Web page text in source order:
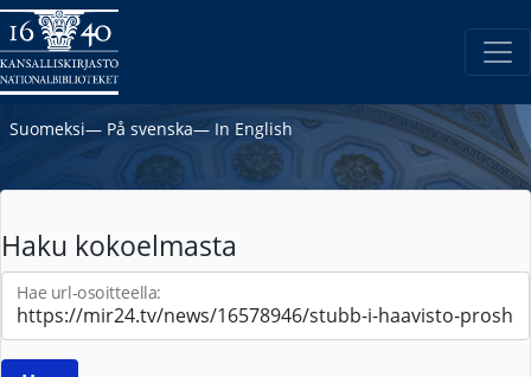
Suomeksi― På svenska― In English
Haku kokoelmasta
Hae url-osoitteella: